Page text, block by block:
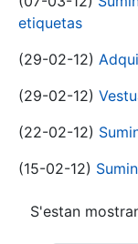
etiquetas
(29-02-12)
(29-02-12)
(22-02-12)
(15-02-12)
S'estan